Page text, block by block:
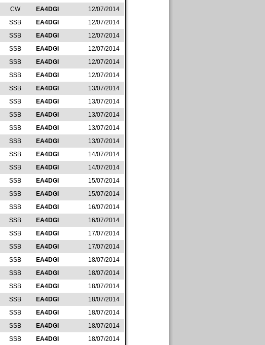
CW EA4DGI
12/07/2014
SSB EA4DGI
12/07/2014
SSB EA4DGI
12/07/2014
SSB EA4DGI
12/07/2014
SSB EA4DGI
12/07/2014
SSB EA4DGI
12/07/2014
SSB EA4DGI
13/07/2014
SSB EA4DGI
13/07/2014
SSB EA4DGI
13/07/2014
SSB EA4DGI
13/07/2014
SSB EA4DGI
13/07/2014
SSB EA4DGI
14/07/2014
SSB EA4DGI
14/07/2014
SSB EA4DGI
15/07/2014
SSB EA4DGI
15/07/2014
SSB EA4DGI
16/07/2014
SSB EA4DGI
16/07/2014
SSB EA4DGI
17/07/2014
SSB EA4DGI
17/07/2014
SSB EA4DGI
18/07/2014
SSB EA4DGI
18/07/2014
SSB EA4DGI
18/07/2014
SSB EA4DGI
18/07/2014
SSB EA4DGI
18/07/2014
SSB EA4DGI
18/07/2014
SSB EA4DGI
18/07/2014